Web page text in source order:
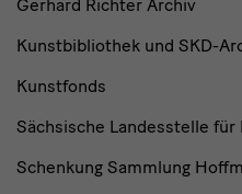
Gerhard Richter Archiv
Kunstbibliothek und SKD-
Kunstfonds
Sächsische Landesstelle für
Schenkung Sammlung